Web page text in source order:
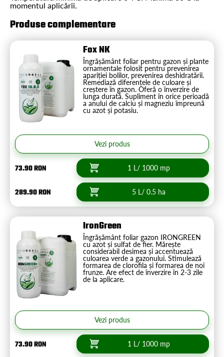
momentul aplicării.
Produse complementare
Fox NK
Îngrășământ foliar pentru gazon și plante
ornamentale folosit pentru prevenirea
apariției bolilor, prevenirea deshidratării.
Remediază diferențele de culoare și
creștere în gazon. Oferă o înverzire de
lunga durată. Supliment în orice perioadă
a anului de calciu și magneziu împreună
cu azot și potasiu.
Vezi produs
73.90 RON 1 L/ 1000 mp
289.90 RON 5 L/ 0.5 ha
IronGreen
Îngrășământ foliar gazon IRONGREEN
cu azot și sulfat de fier. Mărește
considerabil desimea și accentuează
culoarea verde a gazonului. Stimulează
formarea de clorofila și formarea de noi
frunze. Are efect de înverzire în 2-3 zile
de la aplicare.
Vezi produs
73.90 RON 1 L/ 1000 mp